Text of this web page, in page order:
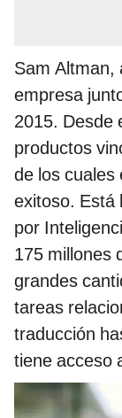
Sam Altman,
empresa
2015. Desde
productos
de los cuales
exitoso. Está
por
175 millones
grandes
tareas
traducción
tiene acceso